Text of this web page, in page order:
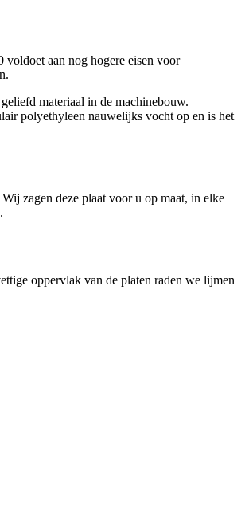
aan nog hogere eisen voor
materiaal in de machinebouw.
polyethyleen nauwelijks vocht op en is het
zagen deze plaat voor u op maat, in elke
oppervlak van de platen raden we lijmen